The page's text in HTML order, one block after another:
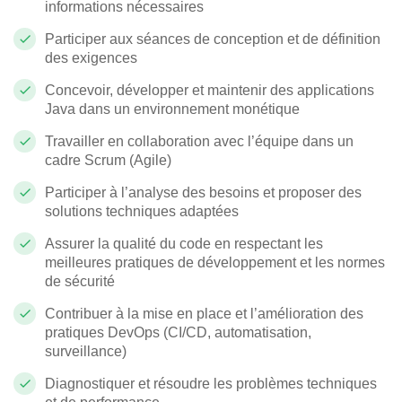
informations nécessaires
Participer aux séances de conception et de définition
des exigences
Concevoir, développer et maintenir des applications
Java dans un environnement monétique
Travailler en collaboration avec l’équipe dans un
cadre Scrum (Agile)
Participer à l’analyse des besoins et proposer des
solutions techniques adaptées
Assurer la qualité du code en respectant les
meilleures pratiques de développement et les normes
de sécurité
Contribuer à la mise en place et l’amélioration des
pratiques DevOps (CI/CD, automatisation,
surveillance)
Diagnostiquer et résoudre les problèmes techniques